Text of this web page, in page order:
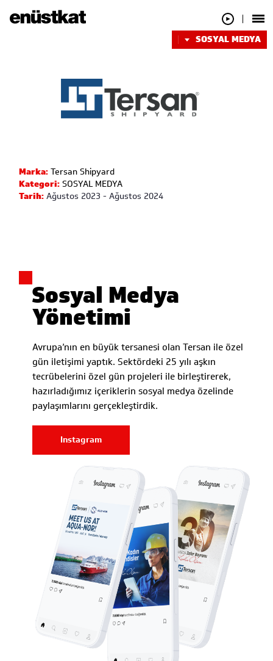
SOSYAL MEDYA
Marka:Tersan Shipyard
Kategori:SOSYAL MEDYA
Tarih:Ağustos 2023 - Ağustos 2024
Sosyal Medya
Yönetimi
Avrupa’nın en büyük tersanesi olan Tersan ile özel
gün iletişimi yaptık. Sektördeki 25 yılı aşkın
tecrübelerini özel gün projeleri ile birleştirerek,
hazırladığımız içeriklerin sosyal medya özelinde
paylaşımlarını gerçekleştirdik.
Instagram